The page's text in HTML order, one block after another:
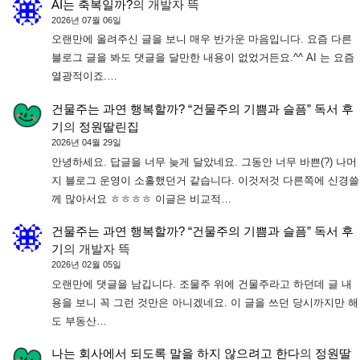
AI는 축복일까?의 개발자 뜩
2026년 07월 06일
오랜만에 올려주신 글을 보니 매우 반가운 마음입니다. 요즘 다른
블로그 글을 봐도 댓글을 달만한 내용이 없었거든요.^^ AI 는 요즘
열광적이죠.…
건물주는 과연 행복할까? “건물주의 기쁨과 슬픔” 독서 후
기의 정원딸린집
2026년 04월 29일
안녕하세요. 답글을 너무 늦게 달았네요. 그동안 너무 바쁜(?) 나머
지 블로그 운영이 소홀했던거 같습니다. 이것저것 다른쪽에 신경쓸
께 많아서요 ㅎㅎㅎㅎ 이글은 비교적…
건물주는 과연 행복할까? “건물주의 기쁨과 슬픔” 독서 후
기의 개발자 뜩
2026년 02월 05일
오랜만에 댓글을 남깁니다. 조물주 위에 건물주라고 하던데 글 내
용을 보니 꼭 그런 것만은 아니겠네요. 이 글을 쓰던 당시까지만 해
도 부동산…
나는 회사에서 되도록 말을 하지 않으려고 한다의 정원딸